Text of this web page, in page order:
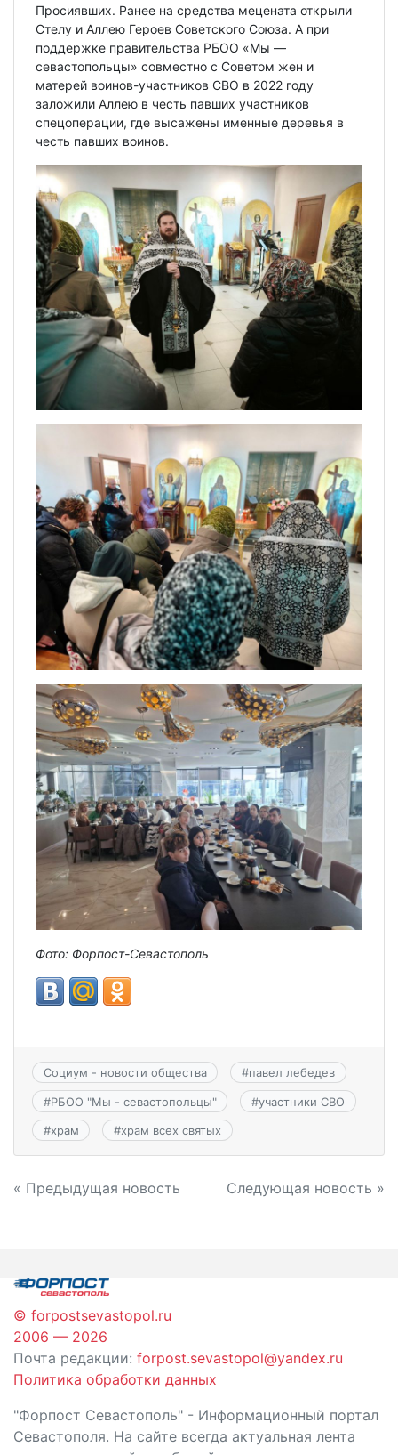
Просиявших. Ранее на средства мецената открыли
Стелу и Аллею Героев Советского Союза. А при
поддержке правительства РБОО «Мы —
севастопольцы» совместно с Советом жен и
матерей воинов-участников СВО в 2022 году
заложили Аллею в честь павших участников
спецоперации, где высажены именные деревья в
честь павших воинов.
Фото: Форпост-Севастополь
Социум - новости общества #павел лебедев
#РБОО "Мы - севастопольцы" #участники СВО
#храм #храм всех святых
Навигация
записям
« Предыдущая новость Следующая новость »
© forpostsevastopol.ru
2006 — 2026
Почта редакции: forpost.sevastopol@yandex.ru
Политика обработки данных
"Форпост Севастополь" - Информационный портал
Севастополя. На сайте всегда актуальная лента